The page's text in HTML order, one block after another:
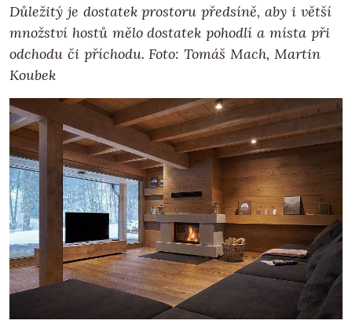
Důležitý je dostatek prostoru předsíně, aby i větší
množství hostů mělo dostatek pohodlí a místa při
odchodu či příchodu. Foto: Tomáš Mach, Martin
Koubek